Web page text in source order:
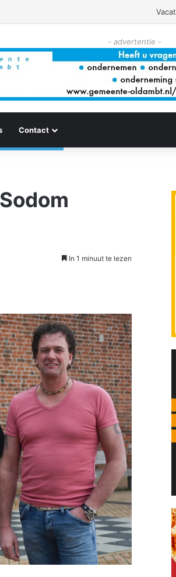
- advertentie -
Contact
In 1 minuut te lezen
–